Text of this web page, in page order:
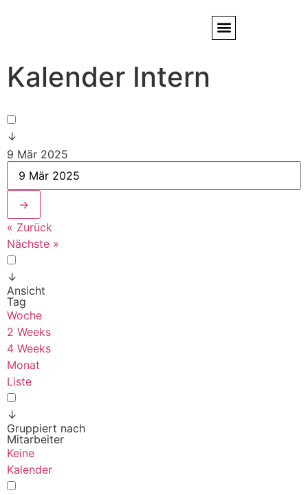
Kalender Intern
↓
9 Mär 2025
→
« Zurück
Nächste »
↓
Ansicht
Tag
Woche
2 Weeks
4 Weeks
Monat
Liste
↓
Gruppiert nach
Mitarbeiter
Keine
Kalender